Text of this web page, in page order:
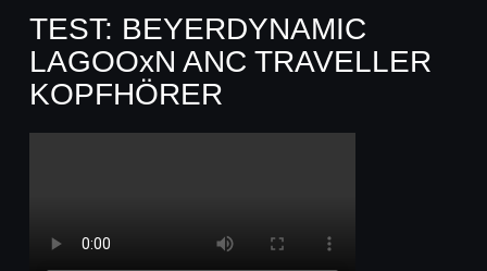
TEST: BEYERDYNAMIC
LAGOOxN ANC TRAVELLER
KOPFHÖRER